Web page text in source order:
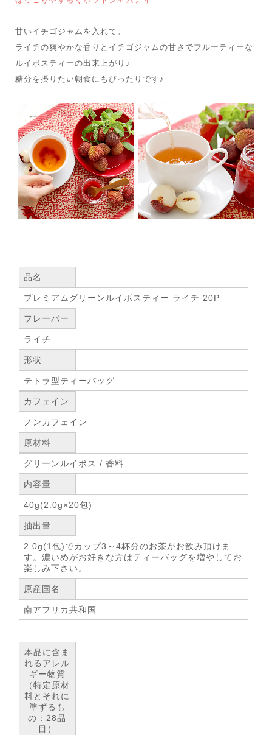
甘いイチゴジャムを入れて。
ライチの爽やかな香りとイチゴジャムの甘さでフルーティーな
ルイボスティーの出来上がり♪
糖分を摂りたい朝食にもぴったりです♪
品名
プレミアムグリーンルイボスティー ライチ 20P
フレーバー
ライチ
形状
テトラ型ティーバッグ
カフェイン
ノンカフェイン
原材料
グリーンルイボス / 香料
内容量
40g(2.0g×20包)
抽出量
2.0g(1包)でカップ3～4杯分のお茶がお飲み頂けま
す。濃いめがお好きな方はティーバッグを増やしてお
楽しみ下さい。
原産国名
南アフリカ共和国
本品に含ま
れるアレル
ギー物質
（特定原材
料とそれに
準ずるも
の：28品
目）